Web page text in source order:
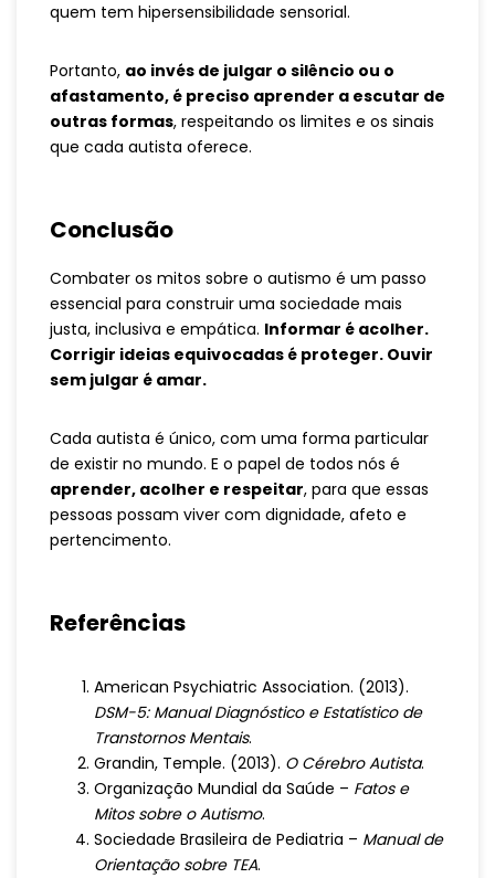
quem tem hipersensibilidade sensorial.
Portanto, ao invés de julgar o silêncio ou o
afastamento, é preciso aprender a escutar de
outras formas, respeitando os limites e os sinais
que cada autista oferece.
Conclusão
Combater os mitos sobre o autismo é um passo
essencial para construir uma sociedade mais
justa, inclusiva e empática. Informar é acolher.
Corrigir ideias equivocadas é proteger. Ouvir
sem julgar é amar.
Cada autista é único, com uma forma particular
de existir no mundo. E o papel de todos nós é
aprender, acolher e respeitar, para que essas
pessoas possam viver com dignidade, afeto e
pertencimento.
Referências
American Psychiatric Association. (2013).
DSM-5: Manual Diagnóstico e Estatístico de
Transtornos Mentais.
Grandin, Temple. (2013). O Cérebro Autista.
Organização Mundial da Saúde – Fatos e
Mitos sobre o Autismo.
Sociedade Brasileira de Pediatria – Manual de
Orientação sobre TEA.